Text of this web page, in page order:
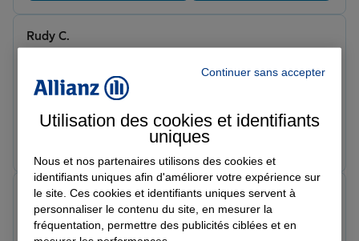
Note de 5 sur 5
Super expérience dans cet agence à taille humaine où
on tombe sur des personnes qui cherchent à nous
aider au mieux ! Je recommande complètement Merci
beaucoup à Surya pour son professionnalisme et sa
disponibilité ! Et merci également à Alienor pour pour
les mises en relations et prises de contact ! Super
agence super équipe 🙏🏼 dommage qu’on ne puisse
mettre que 5
Rudy C.
Prendre un RDV
Note de 5 sur 5
Le 04/06/2026 - Agence FACTURE BIGANOS
vanessa l.
Continuer sans accepter
Utilisation des cookies et identifiants
uniques
Nous et nos partenaires utilisons des cookies et
identifiants uniques afin d'améliorer votre expérience sur
le site. Ces cookies et identifiants uniques servent à
personnaliser le contenu du site, en mesurer la
fréquentation, permettre des publicités ciblées et en